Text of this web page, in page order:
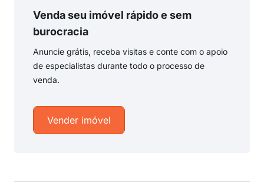
Venda seu imóvel rápido e sem
burocracia
Anuncie grátis, receba visitas e conte com o apoio
de especialistas durante todo o processo de
venda.
Vender imóvel